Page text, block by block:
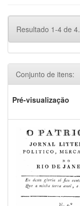
Resultado 1-4 de 4.
Conjunto de itens:
Pré-visualização